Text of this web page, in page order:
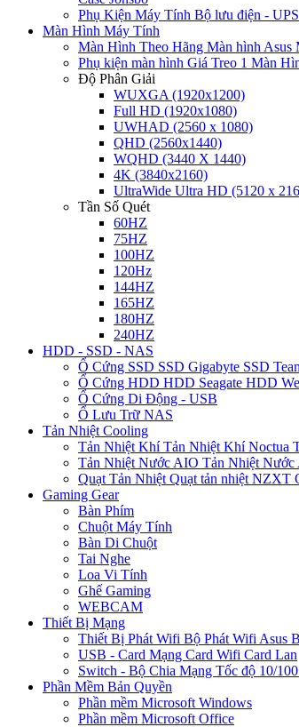
Phụ Kiện Máy Tính Bộ lưu điện - UPS
Màn Hình Máy Tính
Màn Hình Theo Hãng Màn hình Asus
Phụ kiện màn hình Giá Treo 1 Màn
Độ Phân Giải
WUXGA (1920x1200)
Full HD (1920x1080)
UWHAD (2560 x 1080)
QHD (2560x1440)
WQHD (3440 X 1440)
4K (3840x2160)
UltraWide Ultra HD (5120 x
Tần Số Quét
60HZ
75HZ
100HZ
120Hz
144HZ
165HZ
180HZ
240HZ
HDD - SSD - NAS
Ổ Cứng SSD SSD Gigabyte SSD
Ổ Cứng HDD HDD Seagate HDD
Ổ Cứng Di Động - USB
Ổ Lưu Trữ NAS
Tản Nhiệt Cooling
Tản Nhiệt KhíTản Nhiệt Khí Noctua
Tản Nhiệt Nước AIO Tản Nhiệt Nước
Quạt Tản Nhiệt Quạt tản nhiệt NZXT
Gaming Gear
Bàn Phím
Chuột Máy Tính
Bàn Di Chuột
Tai Nghe
Loa Vi Tính
Ghế Gaming
WEBCAM
Thiết Bị Mạng
Thiết Bị Phát Wifi Bộ Phát Wifi Asus
USB - Card Mạng Card Wifi Card Lan
Switch - Bộ Chia Mạng Tốc độ 10/
Phần Mềm Bản Quyền
Phần mềm Microsoft Windows
Phần mềm Microsoft Office